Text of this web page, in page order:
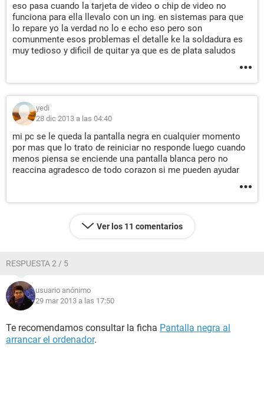
eso pasa cuando la tarjeta de video o chip de video no
funciona para ella llevalo con un ing. en sistemas para que
lo repare yo la verdad no lo e echo eso pero son
comunmente esos problemas el detalle ke la soldadura es
muy tedioso y dificil de quitar ya que es de plata saludos
yedi
28 dic 2013 a las 04:40
mi pc se le queda la pantalla negra en cualquier momento
por mas que lo trato de reiniciar no responde luego cuando
menos piensa se enciende una pantalla blanca pero no
reaccina agradesco de todo corazon si me pueden ayudar
Ver los 11 comentarios
RESPUESTA 2 / 5
usuario anónimo
29 mar 2013 a las 17:50
Te recomendamos consultar la ficha Pantalla negra al
arrancar el ordenador.